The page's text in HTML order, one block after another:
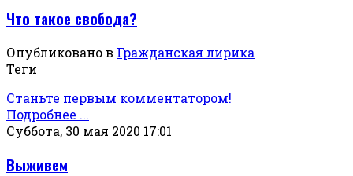
Что такое свобода?
Опубликовано в Гражданская лирика
Теги
Станьте первым комментатором!
Подробнее ...
Суббота, 30 мая 2020 17:01
Выживем